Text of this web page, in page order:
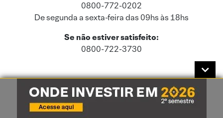
0800-772-0202
De segunda a sexta-feira das 09hs às 18hs
Se não estiver satisfeito:
0800-722-3730
Este site usa cookies e dados pessoais de acordo com a nossaPolítica de
Cookies
e a nossaPolítica de Privacidade.